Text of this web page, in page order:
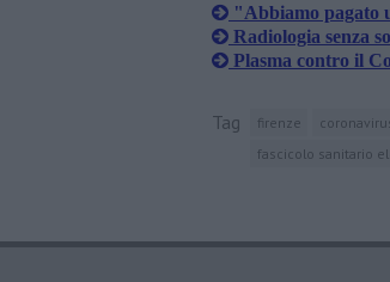
"Abbiamo pagato
Radiologia senza
Plasma contro il
Tag firenze
fascicolo sanitario